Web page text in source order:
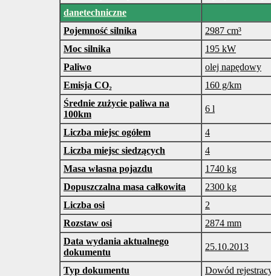
danetechniczne
Pojemność silnika
2987 cm³
Moc silnika
195 kW
Paliwo
olej napędowy
Emisja CO₂
160 g/km
Średnie zużycie paliwa na
100km
6 l
Liczba miejsc ogółem
4
Liczba miejsc siedzących
4
Masa własna pojazdu
1740 kg
Dopuszczalna masa całkowita
2300 kg
Liczba osi
2
Rozstaw osi
2874 mm
Data wydania aktualnego
dokumentu
25.10.2013
Typ dokumentu
Dowód